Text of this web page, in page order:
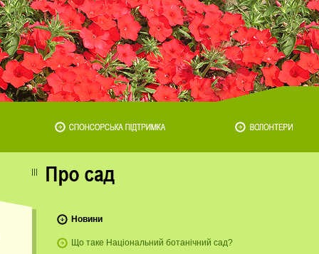
Новини
Що таке Національний ботанічний сад?